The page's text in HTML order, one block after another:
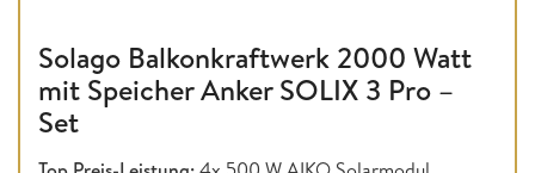
Solago Balkonkraftwerk 2000 Watt
mit Speicher Anker SOLIX 3 Pro –
Set